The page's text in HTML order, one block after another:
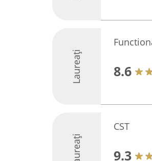
Laureați 8.6
Laureați
CST
9.3